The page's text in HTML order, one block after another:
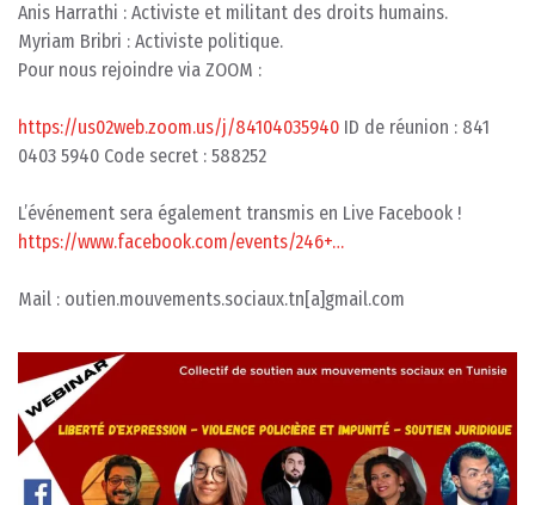
Anis Harrathi : Activiste et militant des droits humains.
Myriam Bribri : Activiste politique.
Pour nous rejoindre via ZOOM :
https://us02web.zoom.us/j/84104035940 ID de réunion : 841
0403 5940 Code secret : 588252
L’événement sera également transmis en Live Facebook !
https://www.facebook.com/events/246+…
Mail : outien.mouvements.sociaux.tn[a]gmail.com